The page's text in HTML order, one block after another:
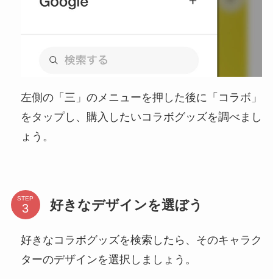
左側の「三」のメニューを押した後に「コラボ」
をタップし、購入したいコラボグッズを調べまし
ょう。
STEP 好きなデザインを選ぼう
好きなコラボグッズを検索したら、そのキャラク
ターのデザインを選択しましょう。